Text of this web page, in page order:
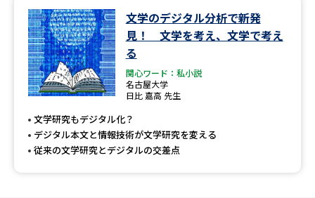
過去問題集
大学・短大以外の資料から請求
専門学校の資料請求 大学院の資料請求
留学・進学関連、塾・予備校
内」の請求
大学入学共通テスト「受験上の
文学のデジタル分析で新発
見！ 文学を考え、文学で考え
る
関心ワード：私小説
名古屋大学
日比 嘉高 先生
文学研究もデジタル化？
デジタル本文と情報技術が文学研究を変える
従来の文学研究とデジタルの交差点